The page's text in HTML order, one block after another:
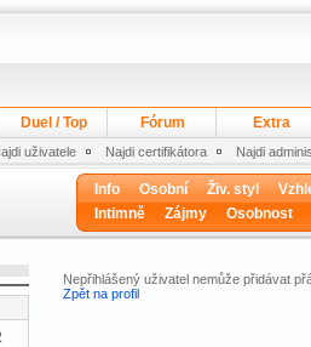
Duel / Top Fórum Extra
uživatele Najdi certifikátora Najdi
Info Osobní Živ. styl
Intimně
Zájmy Osobnost
Nepřihlášený uživatel nemůže přidávat
Zpět na profil